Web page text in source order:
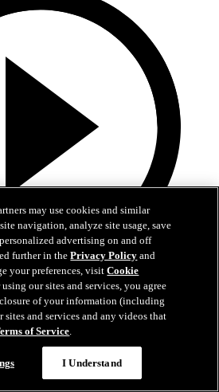
campeones de los Hurricanes
momentos de los festejos de
may use cookies and similar
navigation, analyze site usage, save
advertising on and off
further in thePrivacy Policy and
your preferences, visitCookie
our sites and services, you agree
of your information (including
and services and any videos that
of Service.
I Understand